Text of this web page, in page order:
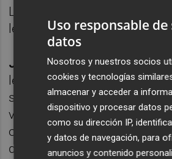
Los futbolistas que finalizan
levantinistas son los
Joan Femenías:Recaló en la
levantinista en la temporada
sus dos temporadas como
vestido la camiseta del
ocasiones, destacando su
decisivo del curso pasado.
Uso responsable de
datos
Nosotros y nuestros socios
cookies y tecnologías
almacenar y acceder a
dispositivo y procesar datos
como su dirección IP,
y datos de navegación, para
anuncios y contenido